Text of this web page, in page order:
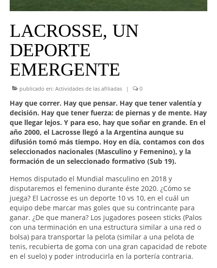
CAD MEDIA
CAD FEDERAL
LACROSSE, UN
DEPORTE
EMERGENTE
publicado en: Actividades de las afiliadas | 0
Hay que correr. Hay que pensar. Hay que tener valentía y
decisión. Hay que tener fuerza: de piernas y de mente. Hay
que llegar lejos. Y para eso, hay que soñar en grande. En el
año 2000, el Lacrosse llegó a la Argentina aunque su
difusión tomó más tiempo. Hoy en día, contamos con dos
seleccionados nacionales (Masculino y Femenino), y la
formación de un seleccionado formativo (Sub 19).
Hemos disputado el Mundial masculino en 2018 y
disputaremos el femenino durante éste 2020. ¿Cómo se
juega? El Lacrosse es un deporte 10 vs 10, en el cuál un
equipo debe marcar mas goles que su contrincante para
ganar. ¿De que manera? Los jugadores poseen sticks (Palos
con una terminación en una estructura similar a una red o
bolsa) para transportar la pelota (similar a una pelota de
tenis, recubierta de goma con una gran capacidad de rebote
en el suelo) y poder introducirla en la portería contraria.